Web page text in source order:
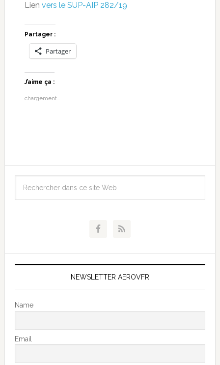
Lien vers le SUP-AIP 282/19
Partager :
Partager
J’aime ça :
chargement…
NEWSLETTER AEROVFR
Name
Email